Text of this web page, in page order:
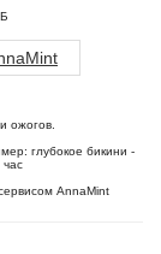
ожогов.
глубокое бикини -
час
AnnaMint